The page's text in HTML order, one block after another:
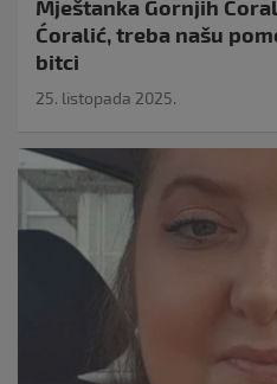
Mještanka Gornjih
Ćoralić, treba našu
bitci
25. listopada 2025.